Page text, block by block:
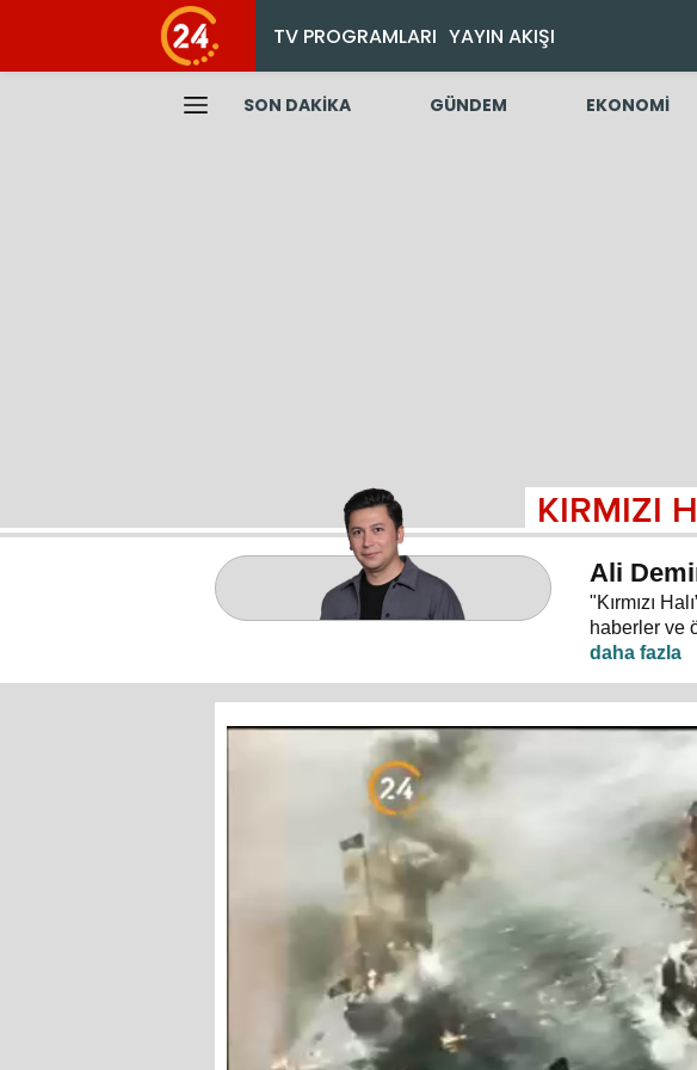
TV PROGRAMLARI YAYIN AKIŞI
SON DAKİKA GÜNDEM EKONOMİ
KIRMIZI
Ali
"Kırmızı
haberler ve